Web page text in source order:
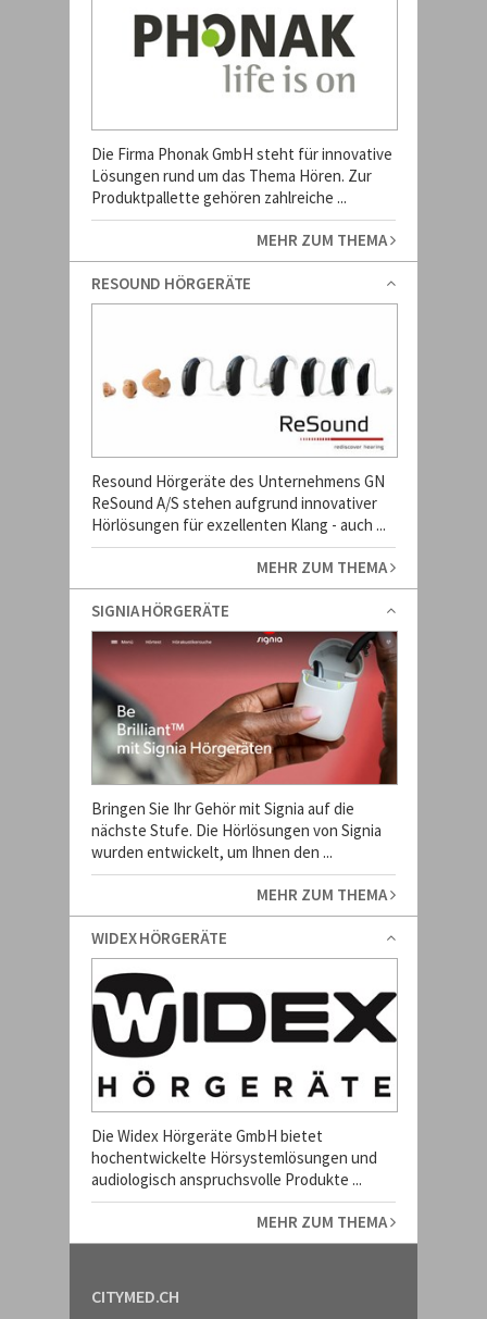
Die Firma Phonak GmbH steht für innovative
Lösungen rund um das Thema Hören. Zur
Produktpallette gehören zahlreiche ...
MEHR ZUM THEMA
RESOUND HÖRGERÄTE
Resound Hörgeräte des Unternehmens GN
ReSound A/S stehen aufgrund innovativer
Hörlösungen für exzellenten Klang - auch ...
MEHR ZUM THEMA
SIGNIA HÖRGERÄTE
Bringen Sie Ihr Gehör mit Signia auf die
nächste Stufe. Die Hörlösungen von Signia
wurden entwickelt, um Ihnen den ...
MEHR ZUM THEMA
WIDEX HÖRGERÄTE
Die Widex Hörgeräte GmbH bietet
hochentwickelte Hörsystemlösungen und
audiologisch anspruchsvolle Produkte ...
MEHR ZUM THEMA
CITYMED.CH